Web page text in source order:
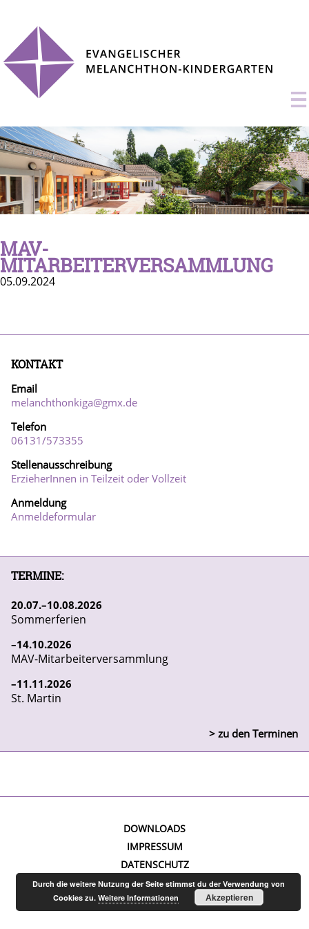
MAV-
MITARBEITERVERSAMMLUNG
05.09.2024
KONTAKT
Email
melanchthonkiga@gmx.de
Telefon
06131/573355
Stellenausschreibung
ErzieherInnen in Teilzeit oder Vollzeit
Anmeldung
Anmeldeformular
TERMINE:
20 07 10 08 2026
Sommerferien
14 10 2026
MAV-Mitarbeiterversammlung
11 11 2026
St. Martin
> zu den Terminen
DOWNLOADS
IMPRESSUM
DATENSCHUTZ
Durch die weitere Nutzung der Seite stimmst du der Verwendung von
Cookies zu.Weitere Informationen Akzeptieren